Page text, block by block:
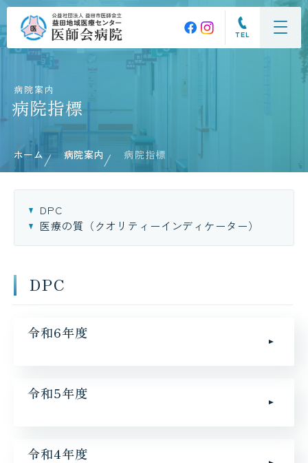
TEL
病院案内
病院指標
ホーム 病院案内 病院指標
DPC
医療の質（クオリティーインディケーター）
DPC
令和6年度
令和5年度
令和4年度